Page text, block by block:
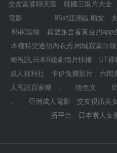
交友富婆聊天室
韓國三圾片大全
電影
85st亞洲區 痴女
85街論壇
真愛旅舍看黃台的app
本模特兒透明內衣秀,同城寂寞白領
梅視訊,日本R級劇情片快播
UT裸
成人福利社
卡伊免費影片 六間
人視訊百家樂
情色文
亞洲成人電影 交友視訊美
播平台
日本素人女